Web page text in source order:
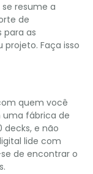
resume a
de
para as
Faça isso
quem você
uma fábrica de
e não
lide com
de encontrar o